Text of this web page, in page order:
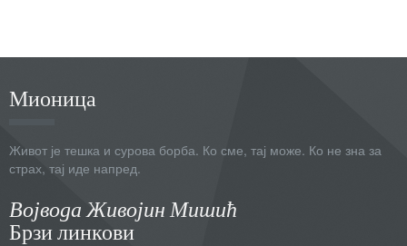
Мионица
Живот је тешка и сурова борба. Ко сме, тај може. Ко не зна за
страх, тај иде напред.
Војвода Живојин Мишић
Брзи линкови